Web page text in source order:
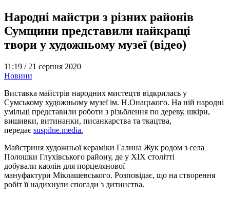
Народні майстри з різних районів
Сумщини представили найкращі
твори у художньому музеї (відео)
11:19 / 21 серпня 2020
Новини
Виставка майстрів народних мистецтв відкрилась у
Сумському художньому музеї ім. Н.Онацького. На ній народні
умільці представили роботи з різьблення по дереву, шкіри,
вишивки, витинанки, писанкарства та ткацтва,
передає suspilne.media.
Майстриня художньої кераміки Галина Жук родом з села
Полошки Глухівського району, де у ХІХ столітті
добували каолін для порцелянової
мануфактури Міклашевського. Розповідає, що на створення
робіт її надихнули спогади з дитинства.